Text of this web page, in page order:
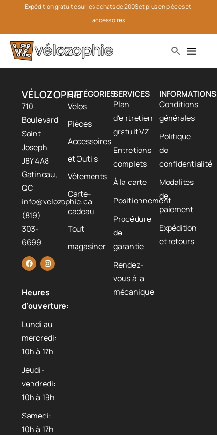
Expédition gratuite sur les achats de 200$ et plus en pièces et
accessoires
VÉLOZOPHIE
710
Boulevard
Saint-
Joseph
J8Y 4A8
Gatineau,
QC
info@velozophie.ca
(819)
303-
6699
Heures
d'ouverture:
Lundi au
mercredi:
10h à 17h
Jeudi-
vendredi:
10h à 19h
Samedi:
10h à 17h
CATÉGORIES
Vélos
Pièces
Accessoires
et Outils
Vêtements
Carte-
cadeau
Tout
magasiner
SERVICES
Plan
d'entretien
gratuit VZ
Entretiens
complets
À la carte
Positionnement
Procédure
de
garantie
Rendez-
vous à la
mécanique
INFORMATIONS
Conditions
générales
Politique
de
confidentialité
Modalités
de
paiement
Expédition
et retours